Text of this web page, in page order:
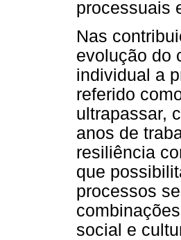
processuais
Nas
evolução do
individual a
referido
ultrapassar,
anos de
resiliência
que
processos
social e